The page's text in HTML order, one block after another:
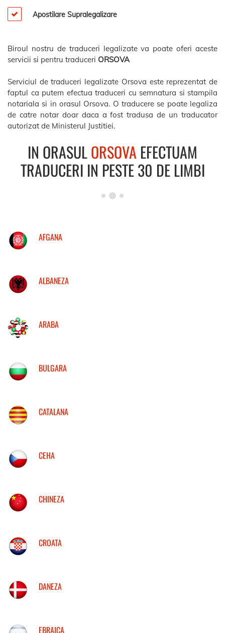
Apostilare Supralegalizare
Biroul nostru de traduceri legalizate va poate oferi aceste
servicii si pentru traduceri ORSOVA
Serviciul de traduceri legalizate Orsova este reprezentat de
faptul ca putem efectua traduceri cu semnatura si stampila
notariala si in orasul Orsova. O traducere se poate legaliza
de catre notar doar daca a fost tradusa de un traducator
autorizat de Ministerul Justitiei.
IN ORASULORSOVA EFECTUAM
TRADUCERI IN PESTE 30 DE LIMBI
AFGANA
ALBANEZA
ARABA
BULGARA
CATALANA
CEHA
CHINEZA
CROATA
DANEZA
EBRAICA